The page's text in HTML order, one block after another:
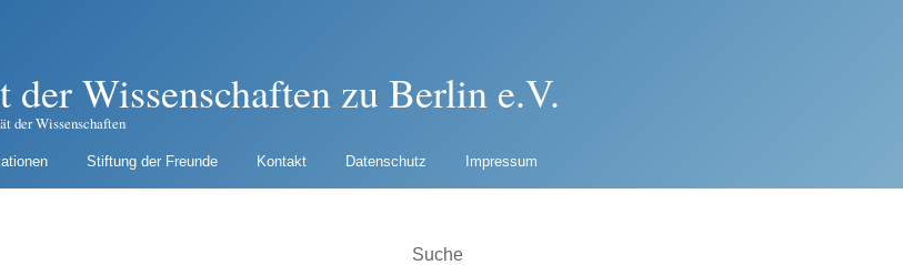
Wissenschaften zu Berlin e.V.
der Wissenschaften
Stiftung der Freunde Kontakt Datenschutz Impressum
Suche